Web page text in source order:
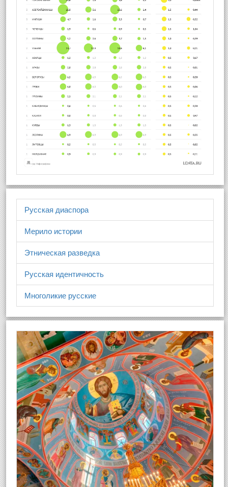
Русская диаспора
Мерило истории
Этническая разведка
Русская идентичность
Многоликие русские